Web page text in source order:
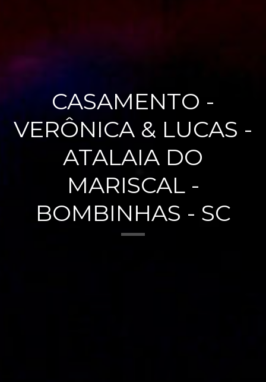
CASAMENTO -
VERÔNICA & LUCAS -
ATALAIA DO
MARISCAL -
BOMBINHAS - SC